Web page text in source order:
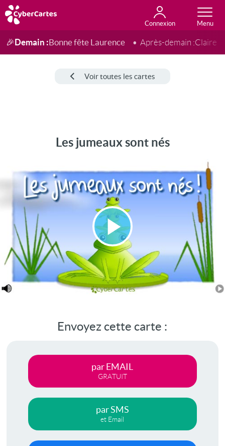
Connexion
Anniversaire
Fête du jour
Amour
Amitié
Merci
Toutes les cartes
🎉Demain :Bonne fête Laurence Après-demain :Claire
Voir toutes les cartes
Les jumeaux sont nés
Lire
la
vidéo
Envoyez cette carte :
par EMAIL
GRATUIT
par SMS
et Email